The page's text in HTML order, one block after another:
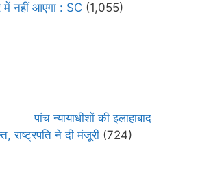
में नहीं आएगा : SC (1,055)
पांच न्यायाधीशों की इलाहाबाद
राष्ट्रपति ने दी मंजूरी (724)